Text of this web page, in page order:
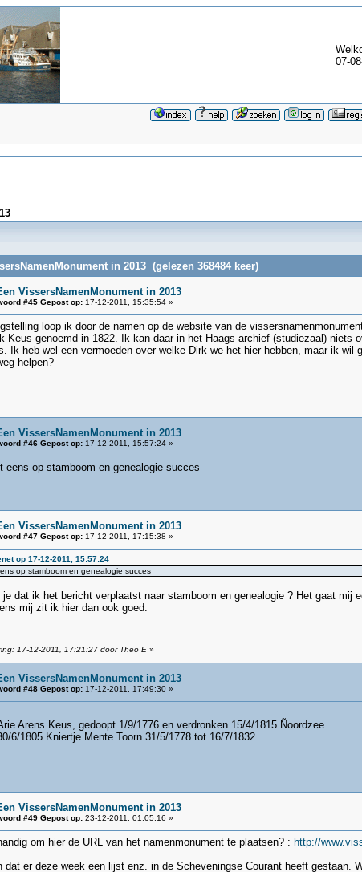
07-
in 2013 (gelezen 368484 keer)
VissersNamenMonument in 2013
#45 Gepost op:17-12-2011, 15:35:54 »
loop ik door de namen op de website van de
Keus genoemd in 1822. Ik kan daar in het Haags archief (studiezaal)
Ik heb wel een vermoeden over welke Dirk we het hier hebben, maar ik
helpen?
VissersNamenMonument in 2013
#46 Gepost op:17-12-2011, 15:57:24 »
eens op stamboom en genealogie succes
VissersNamenMonument in 2013
#47 Gepost op:17-12-2011, 17:15:38 »
op 17-12-2011, 15:57:24
op stamboom en genealogie succes
dat ik het bericht verplaatst naar stamboom en genealogie ? Het gaat mij
mij zit ik hier dan ook goed.
17-12-2011, 17:21:27 door Theo E»
VissersNamenMonument in 2013
#48 Gepost op:17-12-2011, 17:49:30 »
Arens Keus, gedoopt 1/9/1776 en verdronken 15/4/1815 Ñoordzee.
6/1805 Kniertje Mente Toorn 31/5/1778 tot 16/7/1832
VissersNamenMonument in 2013
#49 Gepost op:23-12-2011, 01:05:16 »
om hier de URL van het namenmonument te plaatsen? : http://
dat er deze week een lijst enz. in de Scheveningse Courant heeft gestaan.